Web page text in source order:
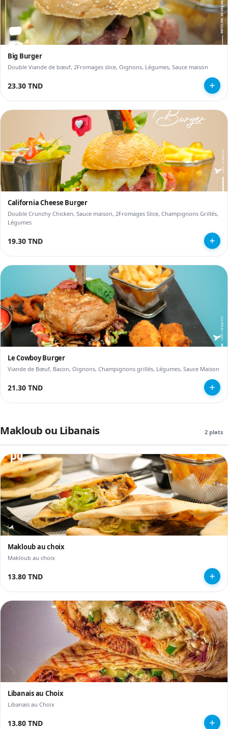
Big Burger
Double Viande de bœuf, 2Fromages slice, Oignons, Légumes, Sauce maison
23.30 TND
California Cheese Burger
Double Crunchy Chicken, Sauce maison, 2Fromages Slice, Champignons Grillés,
Légumes
19.30 TND
Le Cowboy Burger
Viande de Bœuf, Bacon, Oignons, Champignons grillés, Légumes, Sauce Maison
21.30 TND
Makloub ou Libanais 2 plats
Makloub au choix
Makloub au choix
13.80 TND
Libanais au Choix
Libanais au Choix
13.80 TND